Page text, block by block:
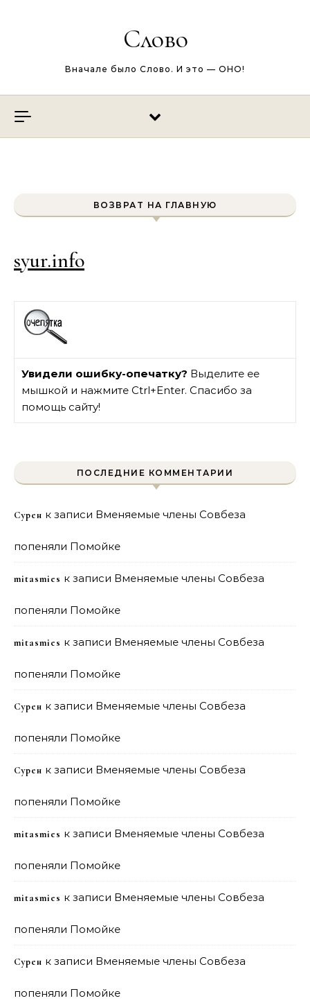
Слово
Вначале было Слово. И это — ОНО!
ВОЗВРАТ НА ГЛАВНУЮ
syur.info
Увидели ошибку-опечатку? Выделите ее
мышкой и нажмите Ctrl+Enter. Спасибо за
помощь сайту!
ПОСЛЕДНИЕ КОММЕНТАРИИ
Сурен к записи Вменяемые члены Совбеза
попеняли Помойке
mitasmies к записи Вменяемые члены Совбеза
попеняли Помойке
mitasmies к записи Вменяемые члены Совбеза
попеняли Помойке
Сурен к записи Вменяемые члены Совбеза
попеняли Помойке
Сурен к записи Вменяемые члены Совбеза
попеняли Помойке
mitasmies к записи Вменяемые члены Совбеза
попеняли Помойке
mitasmies к записи Вменяемые члены Совбеза
попеняли Помойке
Сурен к записи Вменяемые члены Совбеза
попеняли Помойке